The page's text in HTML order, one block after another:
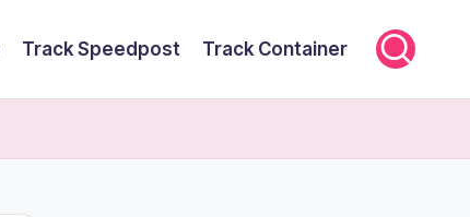
Track Speedpost Track Container